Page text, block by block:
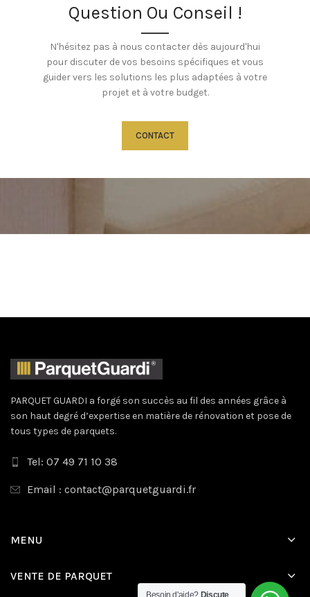
Question Ou Conseil !
N'hésitez pas à nous contacter dès aujourd'hui
pour discuter de vos besoins spécifiques et vous
guider vers les solutions les plus adaptées à votre
projet et à votre budget.
CONTACT
PARQUET GUARDI a forgé son succès au fil des années grâce à
son haut degré d’expertise en matière de rénovation et pose de
tous types de parquets.
Tel: 07 49 71 10 38
Email : contact@parquetguardi.fr
MENU
VENTE DE PARQUET
Besoin d'aide? Discute